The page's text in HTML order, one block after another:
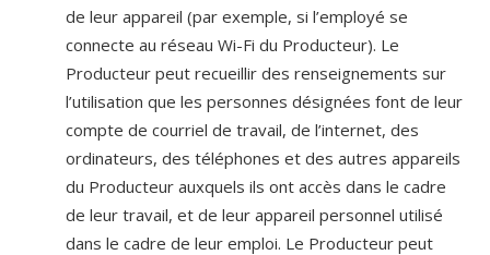
de leur appareil (par exemple, si l’employé se
connecte au réseau Wi-Fi du Producteur). Le
Producteur peut recueillir des renseignements sur
l’utilisation que les personnes désignées font de leur
compte de courriel de travail, de l’internet, des
ordinateurs, des téléphones et des autres appareils
du Producteur auxquels ils ont accès dans le cadre
de leur travail, et de leur appareil personnel utilisé
dans le cadre de leur emploi. Le Producteur peut